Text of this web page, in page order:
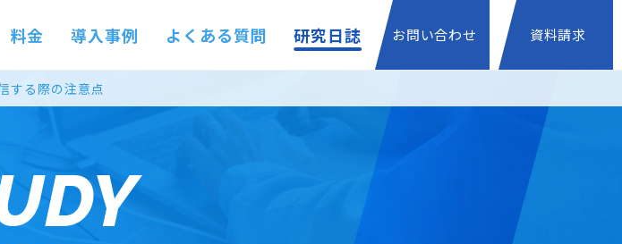
料金 導入事例 よくある質問 研究日誌 お問い合わせ 資料請求
する際の注意点